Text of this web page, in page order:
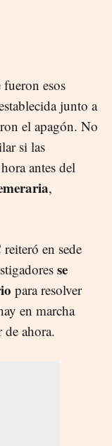
esos
junto a
el apagón. No
si las
antes del
,
en sede
se
para resolver
en marcha
ahora.